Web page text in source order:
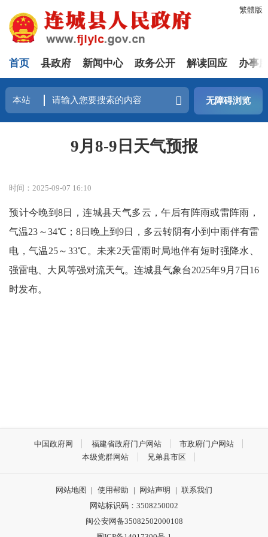
繁體版
首页 县政府 新闻中心 政务公开 解读回应 办事
无障碍浏览
9月8-9日天气预报
时间：2025-09-07 16:10
预计今晚到8日，连城县天气多云，午后有阵雨或雷阵雨，
气温23～34℃；8日晚上到9日，多云转阴有小到中雨伴有雷
电，气温25～33℃。未来2天雷雨时局地伴有短时强降水、
强雷电、大风等强对流天气。连城县气象台2025年9月7日16
时发布。
中国政府网 福建省政府门户网站
市政府门户网站
本级党群网站
兄弟县市区
网站地图 | 使用帮助 | 网站声明 | 联系我们
网站标识码：3508250002
闽公安网备35082502000108